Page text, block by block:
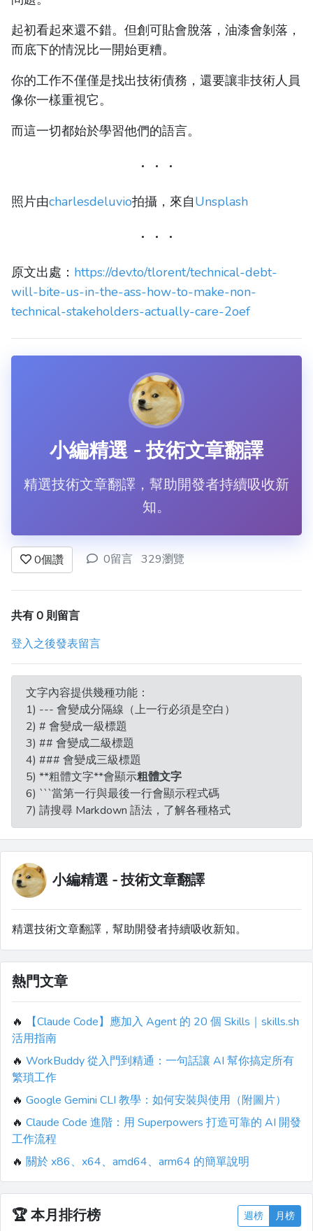
起初看起來還不錯。但創可貼會脫落，油漆會剝落，
而底下的情況比一開始更糟。
你的工作不僅僅是找出技術債務，還要讓非技術人員
像你一樣重視它。
而這一切都始於學習他們的語言。
照片由charlesdeluvio拍攝，來自Unsplash
原文出處： https://dev.to/tlorent/technical-debt-
will-bite-us-in-the-ass-how-to-make-non-
technical-stakeholders-actually-care-2oef
小編精選 - 技術文章翻譯
精選技術文章翻譯，幫助開發者持續吸收新
知。
0個讚 0留言 329瀏覽
共有 0 則留言
登入之後發表留言
文字內容提供幾種功能：
1) --- 會變成分隔線（上一行必須是空白）
2) # 會變成一級標題
3) ## 會變成二級標題
4) ### 會變成三級標題
5) **粗體文字**會顯示粗體文字
6) ```當第一行與最後一行會顯示程式碼
7) 請搜尋 Markdown 語法，了解各種格式
小編精選 - 技術文章翻譯
精選技術文章翻譯，幫助開發者持續吸收新知。
熱門文章
🔥
【Claude Code】應加入 Agent 的 20 個 Skills｜skills.sh
活用指南
🔥 WorkBuddy 從入門到精通：一句話讓 AI 幫你搞定所有
繁瑣工作
🔥 Google Gemini CLI 教學：如何安裝與使用（附圖片）
🔥 Claude Code 進階：用 Superpowers 打造可靠的 AI 開發
工作流程
🔥 關於 x86、x64、amd64、arm64 的簡單說明
🏆本月排行榜 週榜 月榜